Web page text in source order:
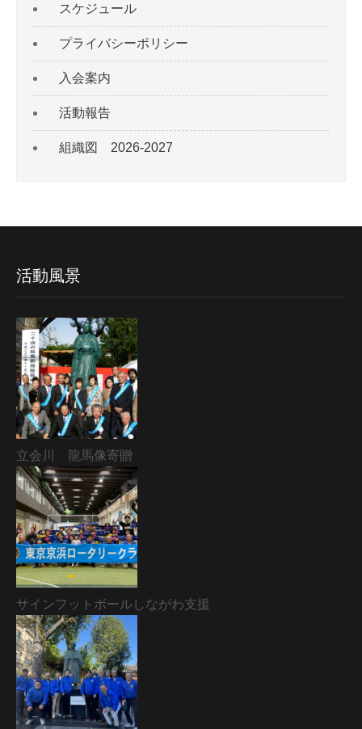
スケジュール
プライバシーポリシー
入会案内
活動報告
組織図 2026-2027
活動風景
立会川 龍馬像寄贈
サインフットボールしながわ支援